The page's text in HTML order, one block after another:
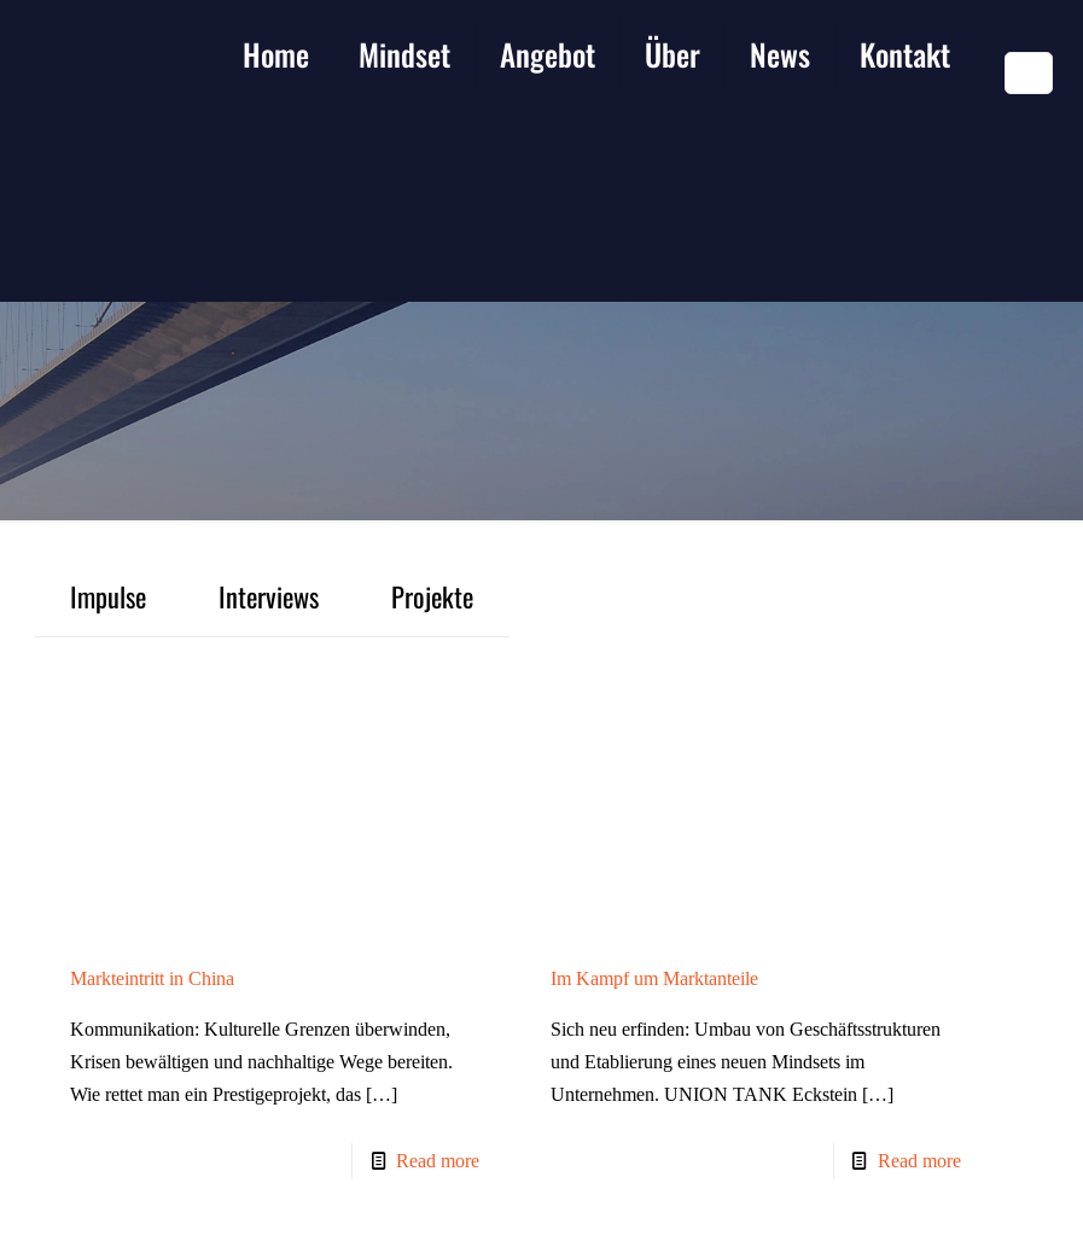
Home Mindset Angebot Über News Kontakt
Impulse Interviews Projekte
Markteintritt in China
Kommunikation: Kulturelle Grenzen überwinden,
Krisen bewältigen und nachhaltige Wege bereiten.
Wie rettet man ein Prestigeprojekt, das[…]
Read more
Im Kampf um Marktanteile
Sich neu erfinden: Umbau von Geschäftsstrukturen
und Etablierung eines neuen Mindsets im
Unternehmen. UNION TANK Eckstein […]
Read more